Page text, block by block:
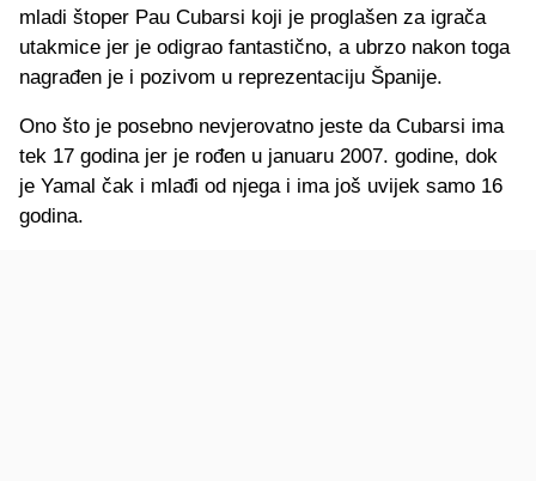
mladi štoper Pau Cubarsi koji je proglašen za igrača
utakmice jer je odigrao fantastično, a ubrzo nakon toga
nagrađen je i pozivom u reprezentaciju Španije.
Ono što je posebno nevjerovatno jeste da Cubarsi ima
tek 17 godina jer je rođen u januaru 2007. godine, dok
je Yamal čak i mlađi od njega i ima još uvijek samo 16
godina.